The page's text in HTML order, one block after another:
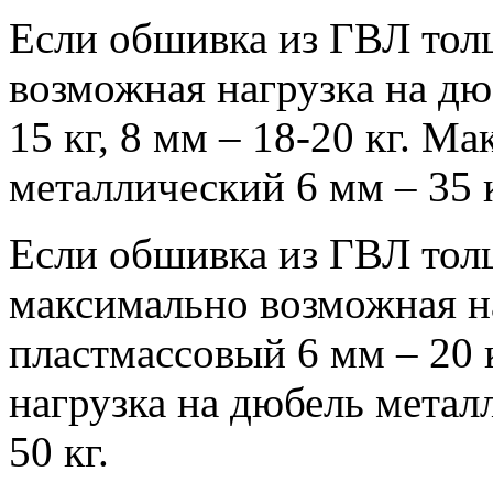
Если обшивка из ГВЛ
возможная нагрузка на
15 кг, 8 мм – 18-20 кг.
металлический 6 мм – 35
Если обшивка из ГВЛ
максимально возможная
пластмассовый 6 мм – 20
нагрузка на дюбель
50 кг.